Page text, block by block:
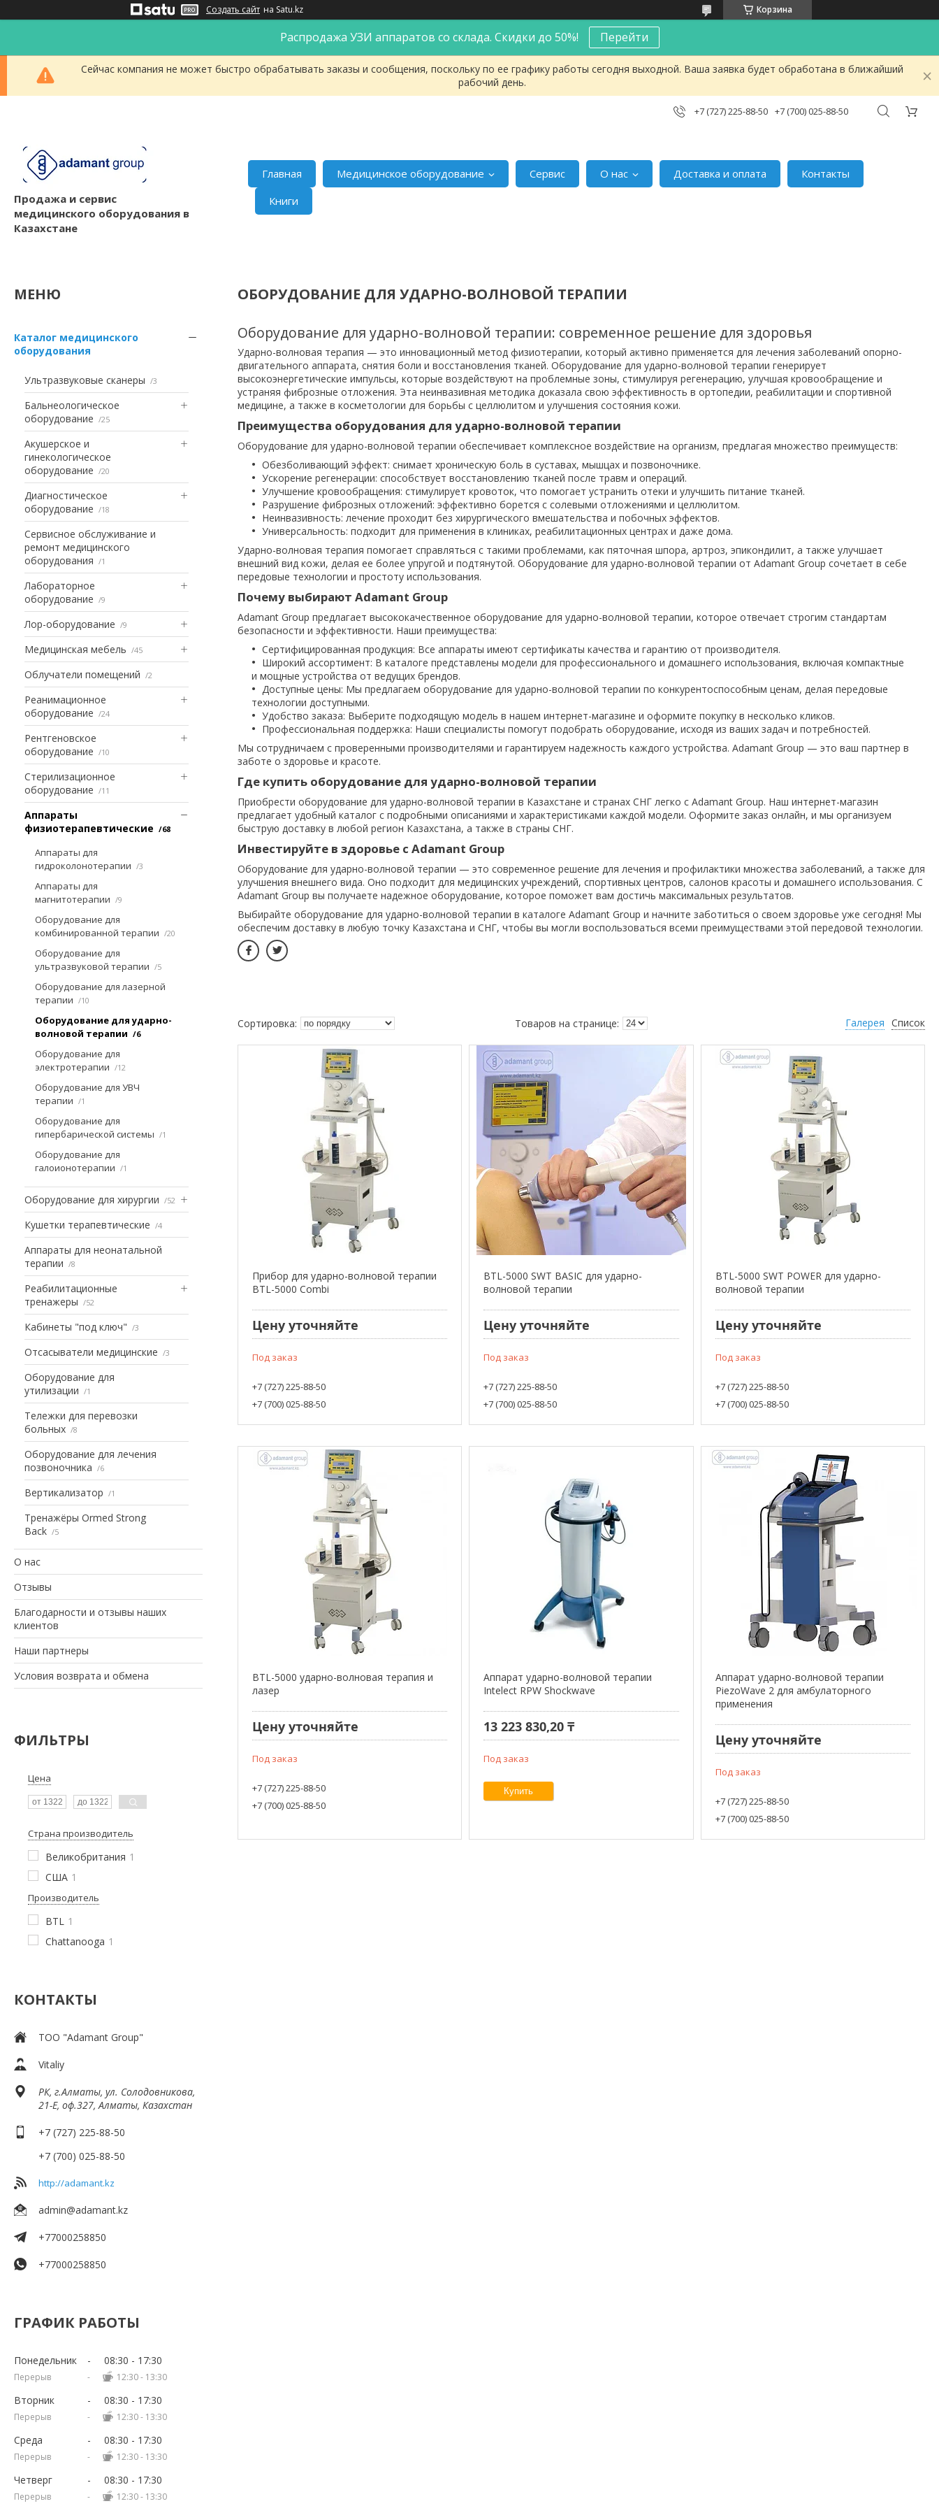
Создать сайт на Satu.kz Корзина
Распродажа УЗИ аппаратов со склада. Скидки до 50%! Перейти
Сейчас компания не может быстро обрабатывать заказы и сообщения, поскольку по ее графику работы сегодня выходной. Ваша заявка будет обработана в ближайший
рабочий день.
+7 (727) 225-88-50 +7 (700) 025-88-50
Продажа и сервис
медицинского оборудования в
Казахстане
Главная Медицинское оборудование Сервис О нас Доставка и оплата
Контакты
Книги
Каталог медицинского
оборудования
Ультразвуковые сканеры 3
Бальнеологическое
оборудование
25
Акушерское и
гинекологическое
оборудование
20
Диагностическое
оборудование
18
Сервисное обслуживание и
ремонт медицинского
оборудования
1
Лабораторное
оборудование
9
Лор-оборудование 9
Медицинская мебель 45
Облучатели помещений 2
Реанимационное
оборудование
24
Рентгеновское
оборудование
10
Стерилизационное
оборудование
11
Аппараты
физиотерапевтические
68
Аппараты для
гидроколонотерапии
3
Аппараты для
магнитотерапии
9
Оборудование для
комбинированной терапии
20
Оборудование для
ультразвуковой терапии
5
Оборудование для лазерной
терапии
10
Оборудование для ударно-
волновой терапии
6
Оборудование для
электротерапии
12
Оборудование для УВЧ
терапии
1
Оборудование для
гипербарической системы
1
Оборудование для
галоионотерапии
1
Оборудование для хирургии 52
Кушетки терапевтические 4
Аппараты для неонатальной
терапии
8
Реабилитационные
тренажеры
52
Кабинеты "под ключ" 3
Отсасыватели медицинские 3
Оборудование для
утилизации
1
Тележки для перевозки
больных
8
Оборудование для лечения
позвоночника
6
Вертикализатор 1
Тренажёры Ormed Strong
Back
5
О нас
Отзывы
Благодарности и отзывы наших
клиентов
Наши партнеры
Условия возврата и обмена
ФИЛЬТРЫ
Цена
Страна производитель
Великобритания 1
США 1
Производитель
BTL 1
Chattanooga 1
КОНТАКТЫ
ТОО "Adamant Group"
Vitaliy
РК, г.Алматы, ул. Солодовникова,
21-Е, оф.327, Алматы, Казахстан
+7 (727) 225-88-50
+7 (700) 025-88-50
http://adamant.kz
admin@adamant.kz
+77000258850
+77000258850
ГРАФИК РАБОТЫ
Понедельник 08:30 17:30
12:30 13:30
Вторник 08:30 17:30
12:30 13:30
Среда 08:30 17:30
12:30 13:30
Четверг 08:30 17:30
12:30 13:30
ОБОРУДОВАНИЕ ДЛЯ УДАРНО-ВОЛНОВОЙ ТЕРАПИИ
Оборудование для ударно-волновой терапии: современное решение для здоровья
Ударно-волновая терапия — это инновационный метод физиотерапии, который активно применяется для лечения заболеваний опорно-
двигательного аппарата, снятия боли и восстановления тканей. Оборудование для ударно-волновой терапии генерирует
высокоэнергетические импульсы, которые воздействуют на проблемные зоны, стимулируя регенерацию, улучшая кровообращение и
устраняя фиброзные отложения. Эта неинвазивная методика доказала свою эффективность в ортопедии, реабилитации и спортивной
медицине, а также в косметологии для борьбы с целлюлитом и улучшения состояния кожи.
Преимущества оборудования для ударно-волновой терапии
Оборудование для ударно-волновой терапии обеспечивает комплексное воздействие на организм, предлагая множество преимуществ:
Обезболивающий эффект: снимает хроническую боль в суставах, мышцах и позвоночнике.
Ускорение регенерации: способствует восстановлению тканей после травм и операций.
Улучшение кровообращения: стимулирует кровоток, что помогает устранить отеки и улучшить питание тканей.
Разрушение фиброзных отложений: эффективно борется с солевыми отложениями и целлюлитом.
Неинвазивность: лечение проходит без хирургического вмешательства и побочных эффектов.
Универсальность: подходит для применения в клиниках, реабилитационных центрах и даже дома.
Ударно-волновая терапия помогает справляться с такими проблемами, как пяточная шпора, артроз, эпикондилит, а также улучшает
внешний вид кожи, делая ее более упругой и подтянутой. Оборудование для ударно-волновой терапии от Adamant Group сочетает в себе
передовые технологии и простоту использования.
Почему выбирают Adamant Group
Adamant Group предлагает высококачественное оборудование для ударно-волновой терапии, которое отвечает строгим стандартам
безопасности и эффективности. Наши преимущества:
Сертифицированная продукция: Все аппараты имеют сертификаты качества и гарантию от производителя.
Широкий ассортимент: В каталоге представлены модели для профессионального и домашнего использования, включая компактные
и мощные устройства от ведущих брендов.
Доступные цены: Мы предлагаем оборудование для ударно-волновой терапии по конкурентоспособным ценам, делая передовые
технологии доступными.
Удобство заказа: Выберите подходящую модель в нашем интернет-магазине и оформите покупку в несколько кликов.
Профессиональная поддержка: Наши специалисты помогут подобрать оборудование, исходя из ваших задач и потребностей.
Мы сотрудничаем с проверенными производителями и гарантируем надежность каждого устройства. Adamant Group — это ваш партнер в
заботе о здоровье и красоте.
Где купить оборудование для ударно-волновой терапии
Приобрести оборудование для ударно-волновой терапии в Казахстане и странах СНГ легко с Adamant Group. Наш интернет-магазин
предлагает удобный каталог с подробными описаниями и характеристиками каждой модели. Оформите заказ онлайн, и мы организуем
быструю доставку в любой регион Казахстана, а также в страны СНГ.
Инвестируйте в здоровье с Adamant Group
Оборудование для ударно-волновой терапии — это современное решение для лечения и профилактики множества заболеваний, а также для
улучшения внешнего вида. Оно подходит для медицинских учреждений, спортивных центров, салонов красоты и домашнего использования. С
Adamant Group вы получаете надежное оборудование, которое поможет вам достичь максимальных результатов.
Выбирайте оборудование для ударно-волновой терапии в каталоге Adamant Group и начните заботиться о своем здоровье уже сегодня! Мы
обеспечим доставку в любую точку Казахстана и СНГ, чтобы вы могли воспользоваться всеми преимуществами этой передовой технологии.
Галерея Список
Прибор для ударно-волновой терапии
BTL-5000 Combi
Цену уточняйте
Под заказ
+7 (727) 225-88-50
+7 (700) 025-88-50
BTL-5000 SWT BASIC для ударно-
волновой терапии
Цену уточняйте
Под заказ
+7 (727) 225-88-50
+7 (700) 025-88-50
BTL-5000 SWT POWER для ударно-
волновой терапии
Цену уточняйте
Под заказ
+7 (727) 225-88-50
+7 (700) 025-88-50
BTL-5000 ударно-волновая терапия и
лазер
Цену уточняйте
Под заказ
+7 (727) 225-88-50
+7 (700) 025-88-50
Аппарат ударно-волновой терапии
Intelect RPW Shockwave
13 223 830,20 ₸
Под заказ
Купить
Аппарат ударно-волновой терапии
PiezoWave 2 для амбулаторного
применения
Цену уточняйте
Под заказ
+7 (727) 225-88-50
+7 (700) 025-88-50